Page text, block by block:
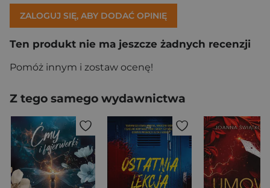
ZALOGUJ SIĘ, ABY DODAĆ OPINIĘ
Ten produkt nie ma jeszcze żadnych recenzji
Pomóż innym i zostaw ocenę!
Z tego samego wydawnictwa